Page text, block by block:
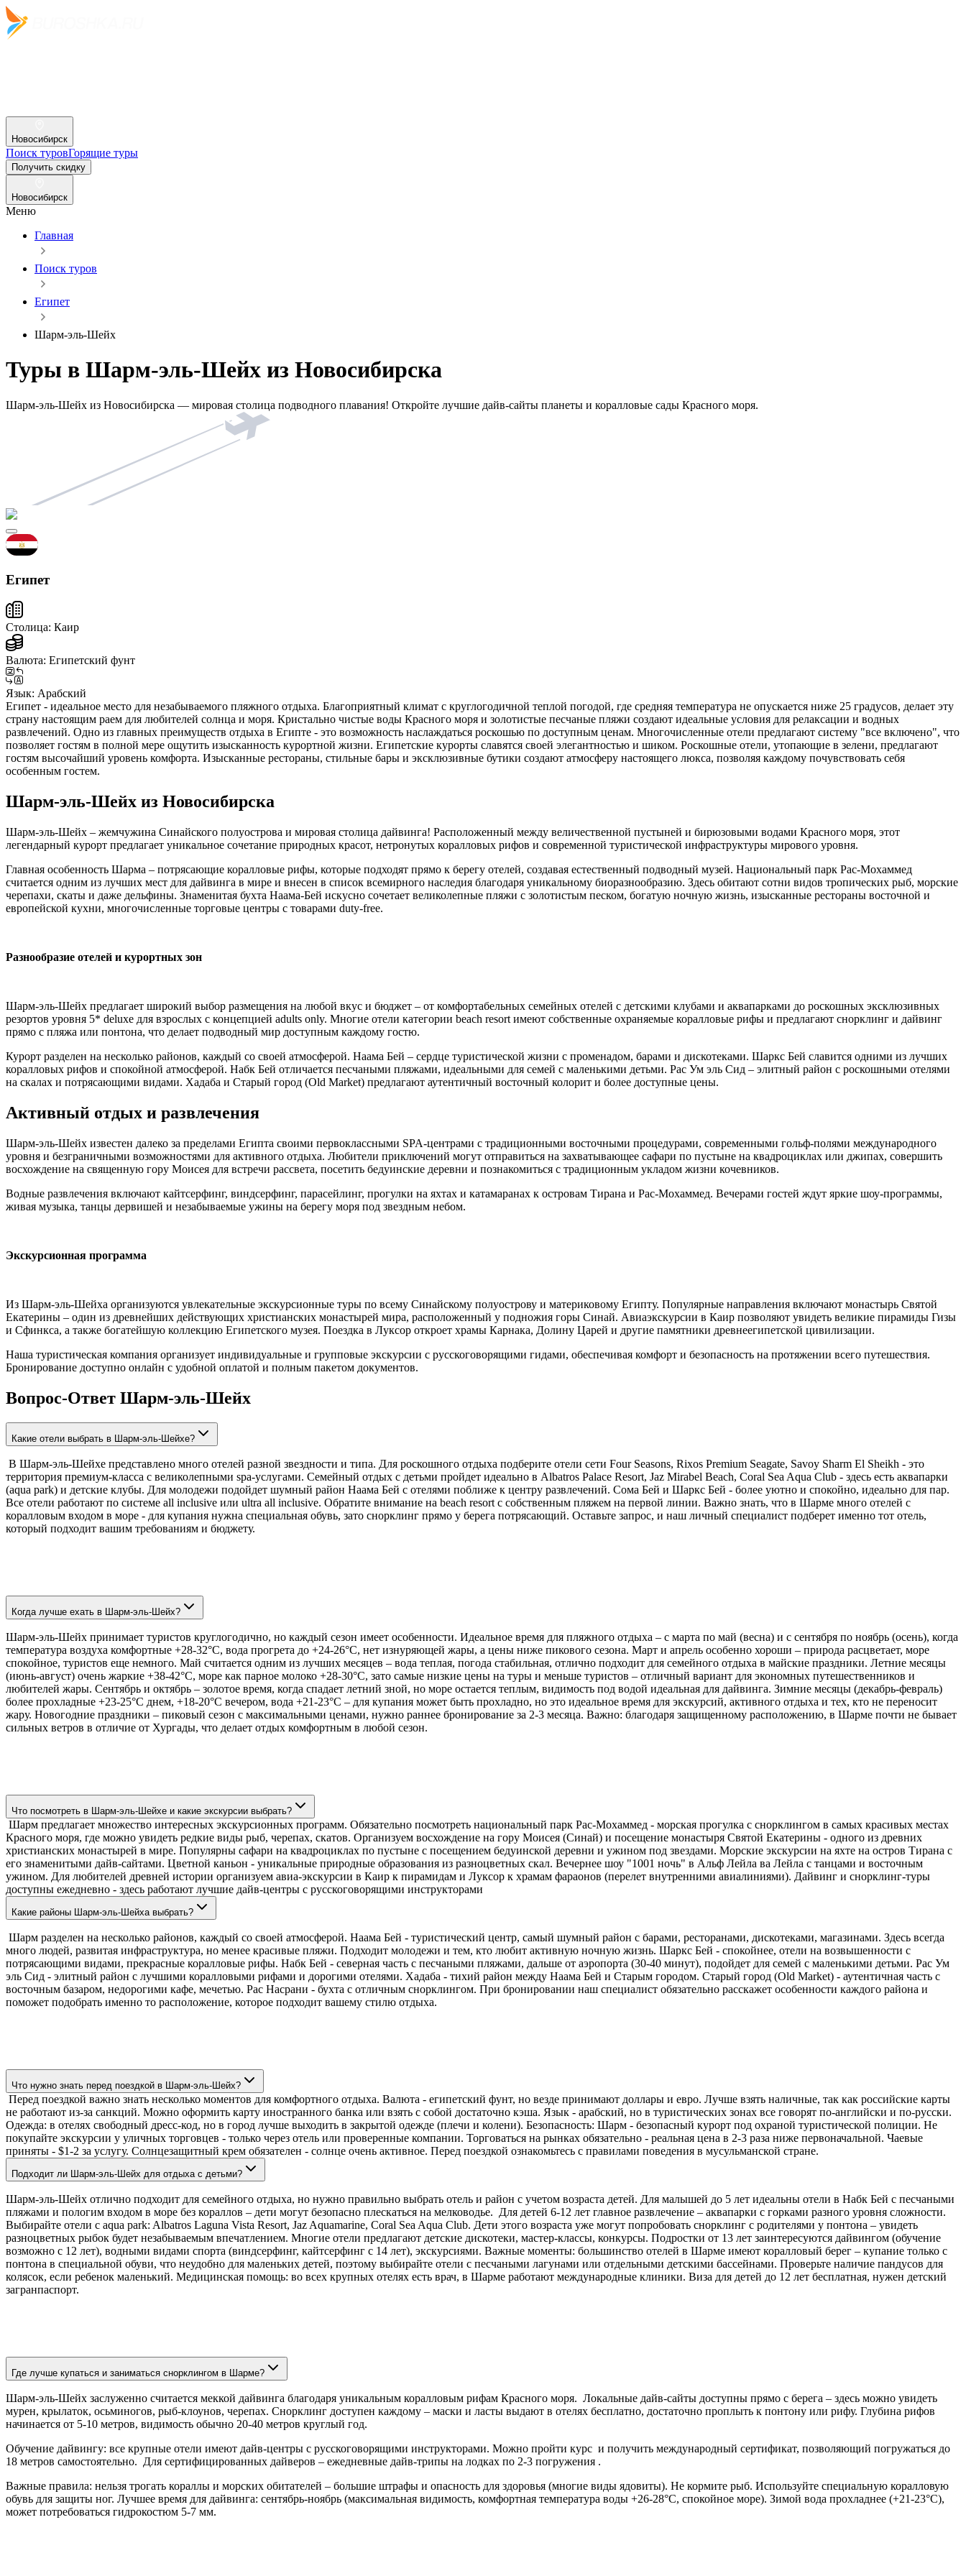
Новосибирск
Поиск туровГорящие туры
Получить скидку
Новосибирск
Меню
Главная
Поиск туров
Египет
Шарм-эль-Шейх
Туры в Шарм-эль-Шейх из Новосибирска
Шарм-эль-Шейх из Новосибирска — мировая столица подводного плавания! Откройте лучшие дайв-сайты планеты и коралловые сады Красного моря.
Египет
Столица: Каир
Валюта: Египетский фунт
Язык: Арабский
Египет - идеальное место для незабываемого пляжного отдыха. Благоприятный климат с круглогодичной теплой погодой, где средняя температура не опускается ниже 25 градусов, делает эту
страну настоящим раем для любителей солнца и моря. Кристально чистые воды Красного моря и золотистые песчаные пляжи создают идеальные условия для релаксации и водных
развлечений. Одно из главных преимуществ отдыха в Египте - это возможность наслаждаться роскошью по доступным ценам. Многочисленные отели предлагают систему "все включено", что
позволяет гостям в полной мере ощутить изысканность курортной жизни. Египетские курорты славятся своей элегантностью и шиком. Роскошные отели, утопающие в зелени, предлагают
гостям высочайший уровень комфорта. Изысканные рестораны, стильные бары и эксклюзивные бутики создают атмосферу настоящего люкса, позволяя каждому почувствовать себя
особенным гостем.
Шарм-эль-Шейх из Новосибирска
Шарм-эль-Шейх – жемчужина Синайского полуострова и мировая столица дайвинга! Расположенный между величественной пустыней и бирюзовыми водами Красного моря, этот
легендарный курорт предлагает уникальное сочетание природных красот, нетронутых коралловых рифов и современной туристической инфраструктуры мирового уровня.
Главная особенность Шарма – потрясающие коралловые рифы, которые подходят прямо к берегу отелей, создавая естественный подводный музей. Национальный парк Рас-Мохаммед
считается одним из лучших мест для дайвинга в мире и внесен в список всемирного наследия благодаря уникальному биоразнообразию. Здесь обитают сотни видов тропических рыб, морские
черепахи, скаты и даже дельфины. Знаменитая бухта Наама-Бей искусно сочетает великолепные пляжи с золотистым песком, богатую ночную жизнь, изысканные рестораны восточной и
европейской кухни, многочисленные торговые центры с товарами duty-free.
Разнообразие отелей и курортных зон
Шарм-эль-Шейх предлагает широкий выбор размещения на любой вкус и бюджет – от комфортабельных семейных отелей с детскими клубами и аквапарками до роскошных эксклюзивных
резортов уровня 5* deluxe для взрослых с концепцией adults only. Многие отели категории beach resort имеют собственные охраняемые коралловые рифы и предлагают снорклинг и дайвинг
прямо с пляжа или понтона, что делает подводный мир доступным каждому гостю.
Курорт разделен на несколько районов, каждый со своей атмосферой. Наама Бей – сердце туристической жизни с променадом, барами и дискотеками. Шаркс Бей славится одними из лучших
коралловых рифов и спокойной атмосферой. Набк Бей отличается песчаными пляжами, идеальными для семей с маленькими детьми. Рас Ум эль Сид – элитный район с роскошными отелями
на скалах и потрясающими видами. Хадаба и Старый город (Old Market) предлагают аутентичный восточный колорит и более доступные цены.
Активный отдых и развлечения
Шарм-эль-Шейх известен далеко за пределами Египта своими первоклассными SPA-центрами с традиционными восточными процедурами, современными гольф-полями международного
уровня и безграничными возможностями для активного отдыха. Любители приключений могут отправиться на захватывающее сафари по пустыне на квадроциклах или джипах, совершить
восхождение на священную гору Моисея для встречи рассвета, посетить бедуинские деревни и познакомиться с традиционным укладом жизни кочевников.
Водные развлечения включают кайтсерфинг, виндсерфинг, парасейлинг, прогулки на яхтах и катамаранах к островам Тирана и Рас-Мохаммед. Вечерами гостей ждут яркие шоу-программы,
живая музыка, танцы дервишей и незабываемые ужины на берегу моря под звездным небом.
Экскурсионная программа
Из Шарм-эль-Шейха организуются увлекательные экскурсионные туры по всему Синайскому полуострову и материковому Египту. Популярные направления включают монастырь Святой
Екатерины – один из древнейших действующих христианских монастырей мира, расположенный у подножия горы Синай. Авиаэкскурсии в Каир позволяют увидеть великие пирамиды Гизы
и Сфинкса, а также богатейшую коллекцию Египетского музея. Поездка в Луксор откроет храмы Карнака, Долину Царей и другие памятники древнеегипетской цивилизации.
Наша туристическая компания организует индивидуальные и групповые экскурсии с русскоговорящими гидами, обеспечивая комфорт и безопасность на протяжении всего путешествия.
Бронирование доступно онлайн с удобной оплатой и полным пакетом документов.
Вопрос-Ответ Шарм-эль-Шейх
Какие отели выбрать в Шарм-эль-Шейхе?
В Шарм-эль-Шейхе представлено много отелей разной звездности и типа. Для роскошного отдыха подберите отели сети Four Seasons, Rixos Premium Seagate, Savoy Sharm El Sheikh - это
территория премиум-класса с великолепными spa-услугами. Семейный отдых с детьми пройдет идеально в Albatros Palace Resort, Jaz Mirabel Beach, Coral Sea Aqua Club - здесь есть аквапарки
(aqua park) и детские клубы. Для молодежи подойдет шумный район Наама Бей с отелями поближе к центру развлечений. Сома Бей и Шаркс Бей - более уютно и спокойно, идеально для пар.
Все отели работают по системе all inclusive или ultra all inclusive. Обратите внимание на beach resort с собственным пляжем на первой линии. Важно знать, что в Шарме много отелей с
коралловым входом в море - для купания нужна специальная обувь, зато снорклинг прямо у берега потрясающий. Оставьте запрос, и наш личный специалист подберет именно тот отель,
который подходит вашим требованиям и бюджету.
Когда лучше ехать в Шарм-эль-Шейх?
Шарм-эль-Шейх принимает туристов круглогодично, но каждый сезон имеет особенности. Идеальное время для пляжного отдыха – с марта по май (весна) и с сентября по ноябрь (осень), когда
температура воздуха комфортные +28-32°C, вода прогрета до +24-26°C, нет изнуряющей жары, а цены ниже пикового сезона. Март и апрель особенно хороши – природа расцветает, море
спокойное, туристов еще немного. Май считается одним из лучших месяцев – вода теплая, погода стабильная, отлично подходит для семейного отдыха в майские праздники. Летние месяцы
(июнь-август) очень жаркие +38-42°C, море как парное молоко +28-30°C, зато самые низкие цены на туры и меньше туристов – отличный вариант для экономных путешественников и
любителей жары. Сентябрь и октябрь – золотое время, когда спадает летний зной, но море остается теплым, видимость под водой идеальная для дайвинга. Зимние месяцы (декабрь-февраль)
более прохладные +23-25°C днем, +18-20°C вечером, вода +21-23°C – для купания может быть прохладно, но это идеальное время для экскурсий, активного отдыха и тех, кто не переносит
жару. Новогодние праздники – пиковый сезон с максимальными ценами, нужно раннее бронирование за 2-3 месяца. Важно: благодаря защищенному расположению, в Шарме почти не бывает
сильных ветров в отличие от Хургады, что делает отдых комфортным в любой сезон.
Что посмотреть в Шарм-эль-Шейхе и какие экскурсии выбрать?
Шарм предлагает множество интересных экскурсионных программ. Обязательно посмотреть национальный парк Рас-Мохаммед - морская прогулка с снорклингом в самых красивых местах
Красного моря, где можно увидеть редкие виды рыб, черепах, скатов. Организуем восхождение на гору Моисея (Синай) и посещение монастыря Святой Екатерины - одного из древних
христианских монастырей в мире. Популярны сафари на квадроциклах по пустыне с посещением бедуинской деревни и ужином под звездами. Морские экскурсии на яхте на остров Тирана с
его знаменитыми дайв-сайтами. Цветной каньон - уникальные природные образования из разноцветных скал. Вечернее шоу "1001 ночь" в Альф Лейла ва Лейла с танцами и восточным
ужином. Для любителей древней истории организуем авиа-экскурсии в Каир к пирамидам и Луксор к храмам фараонов (перелет внутренними авиалиниями). Дайвинг и снорклинг-туры
доступны ежедневно - здесь работают лучшие дайв-центры с русскоговорящими инструкторами
Какие районы Шарм-эль-Шейха выбрать?
Шарм разделен на несколько районов, каждый со своей атмосферой. Наама Бей - туристический центр, самый шумный район с барами, ресторанами, дискотеками, магазинами. Здесь всегда
много людей, развитая инфраструктура, но менее красивые пляжи. Подходит молодежи и тем, кто любит активную ночную жизнь. Шаркс Бей - спокойнее, отели на возвышенности с
потрясающими видами, прекрасные коралловые рифы. Набк Бей - северная часть с песчаными пляжами, дальше от аэропорта (30-40 минут), подойдет для семей с маленькими детьми. Рас Ум
эль Сид - элитный район с лучшими коралловыми рифами и дорогими отелями. Хадаба - тихий район между Наама Бей и Старым городом. Старый город (Old Market) - аутентичная часть с
восточным базаром, недорогими кафе, мечетью. Рас Насрани - бухта с отличным снорклингом. При бронировании наш специалист обязательно расскажет особенности каждого района и
поможет подобрать именно то расположение, которое подходит вашему стилю отдыха.
Что нужно знать перед поездкой в Шарм-эль-Шейх?
Перед поездкой важно знать несколько моментов для комфортного отдыха. Валюта - египетский фунт, но везде принимают доллары и евро. Лучше взять наличные, так как российские карты
не работают из-за санкций. Можно оформить карту иностранного банка или взять с собой достаточно кэша. Язык - арабский, но в туристических зонах все говорят по-английски и по-русски.
Одежда: в отелях свободный дресс-код, но в город лучше выходить в закрытой одежде (плечи и колени). Безопасность: Шарм - безопасный курорт под охраной туристической полиции. Не
покупайте экскурсии у уличных торговцев - только через отель или проверенные компании. Торговаться на рынках обязательно - реальная цена в 2-3 раза ниже первоначальной. Чаевые
приняты - $1-2 за услугу. Солнцезащитный крем обязателен - солнце очень активное. Перед поездкой ознакомьтесь с правилами поведения в мусульманской стране.
Подходит ли Шарм-эль-Шейх для отдыха с детьми?
Шарм-эль-Шейх отлично подходит для семейного отдыха, но нужно правильно выбрать отель и район с учетом возраста детей. Для малышей до 5 лет идеальны отели в Набк Бей с песчаными
пляжами и пологим входом в море без кораллов – дети могут безопасно плескаться на мелководье. Для детей 6-12 лет главное развлечение – аквапарки с горками разного уровня сложности.
Выбирайте отели с aqua park: Albatros Laguna Vista Resort, Jaz Aquamarine, Coral Sea Aqua Club. Дети этого возраста уже могут попробовать снорклинг с родителями у понтона – увидеть
разноцветных рыбок будет незабываемым впечатлением. Многие отели предлагают детские дискотеки, мастер-классы, конкурсы. Подростки от 13 лет заинтересуются дайвингом (обучение
возможно с 12 лет), водными видами спорта (виндсерфинг, кайтсерфинг с 14 лет), экскурсиями. Важные моменты: большинство отелей в Шарме имеют коралловый берег – купание только с
понтона в специальной обуви, что неудобно для маленьких детей, поэтому выбирайте отели с песчаными лагунами или отдельными детскими бассейнами. Проверьте наличие пандусов для
колясок, если ребенок маленький. Медицинская помощь: во всех крупных отелях есть врач, в Шарме работают международные клиники. Виза для детей до 12 лет бесплатная, нужен детский
загранпаспорт.
Где лучше купаться и заниматься снорклингом в Шарме?
Шарм-эль-Шейх заслуженно считается меккой дайвинга благодаря уникальным коралловым рифам Красного моря. Локальные дайв-сайты доступны прямо с берега – здесь можно увидеть
мурен, крылаток, осьминогов, рыб-клоунов, черепах. Снорклинг доступен каждому – маски и ласты выдают в отелях бесплатно, достаточно проплыть к понтону или рифу. Глубина рифов
начинается от 5-10 метров, видимость обычно 20-40 метров круглый год.
Обучение дайвингу: все крупные отели имеют дайв-центры с русскоговорящими инструкторами. Можно пройти курс и получить международный сертификат, позволяющий погружаться до
18 метров самостоятельно. Для сертифицированных дайверов – ежедневные дайв-трипы на лодках по 2-3 погружения .
Важные правила: нельзя трогать кораллы и морских обитателей – большие штрафы и опасность для здоровья (многие виды ядовиты). Не кормите рыб. Используйте специальную коралловую
обувь для защиты ног. Лучшее время для дайвинга: сентябрь-ноябрь (максимальная видимость, комфортная температура воды +26-28°C, спокойное море). Зимой вода прохладнее (+21-23°C),
может потребоваться гидрокостюм 5-7 мм.